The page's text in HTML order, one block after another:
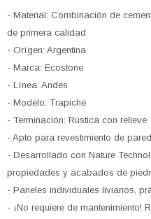
- Material: Combinación de
de primera calidad
- Orígen: Argentina
- Marca: Ecostone
- Línea: Andes
- Modelo: Trapiche
- Terminación: Rústica con relieve
- Apto para revestimiento de
- Desarrollado con Nature
propiedades y acabados de
- Paneles individuales livianos,
- ¡No requiere de mantenimiento!